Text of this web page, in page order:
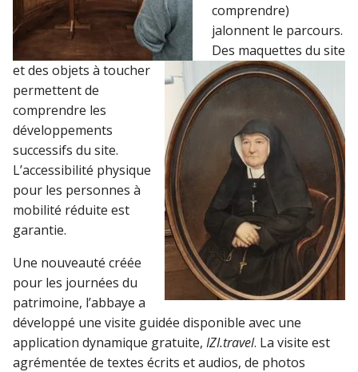
comprendre)
jalonnent le parcours.
Des maquettes du site
et des objets à toucher
permettent de
comprendre les
développements
successifs du site.
L’accessibilité physique
pour les personnes à
mobilité réduite est
garantie.
Une nouveauté créée
pour les journées du
patrimoine, l’abbaye a
développé une visite guidée disponible avec une
application dynamique gratuite, IZI.travel. La visite est
agrémentée de textes écrits et audios, de photos